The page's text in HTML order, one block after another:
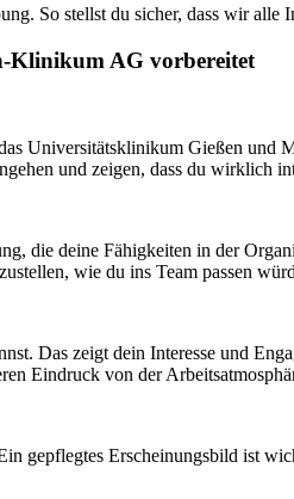
So stellst du sicher, dass wir
Klinikum AG vorbereitet
Universitätsklinikum Gießen und
und zeigen, dass du wirklich
die deine Fähigkeiten in der
wie du ins Team passen
Das zeigt dein Interesse und
Eindruck von der
gepflegtes Erscheinungsbild ist